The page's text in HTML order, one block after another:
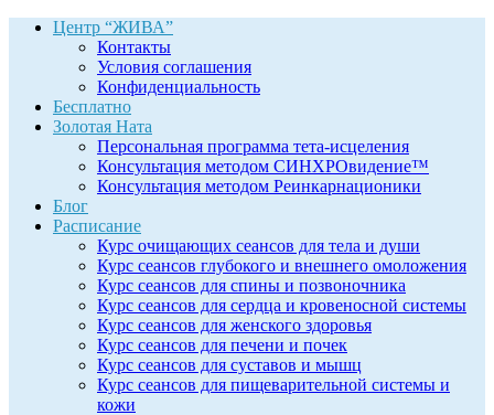
Центр “ЖИВА”
Контакты
Условия соглашения
Конфиденциальность
Бесплатно
Золотая Ната
Персональная программа тета-исцеления
Консультация методом СИНХРОвидение™
Консультация методом Реинкарнационики
Блог
Расписание
Курс очищающих сеансов для тела и души
Курс сеансов глубокого и внешнего омоложения
Курс сеансов для спины и позвоночника
Курс сеансов для сердца и кровеносной системы
Курс сеансов для женского здоровья
Курс сеансов для печени и почек
Курс сеансов для суставов и мышц
Курс сеансов для пищеварительной системы и
кожи